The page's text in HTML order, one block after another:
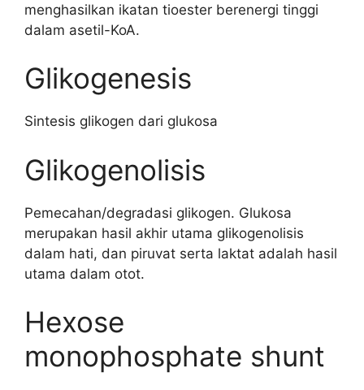
menghasilkan ikatan tioester berenergi tinggi
dalam asetil-KoA.
Glikogenesis
Sintesis glikogen dari glukosa
Glikogenolisis
Pemecahan/degradasi glikogen. Glukosa
merupakan hasil akhir utama glikogenolisis
dalam hati, dan piruvat serta laktat adalah hasil
utama dalam otot.
Hexose
monophosphate shunt